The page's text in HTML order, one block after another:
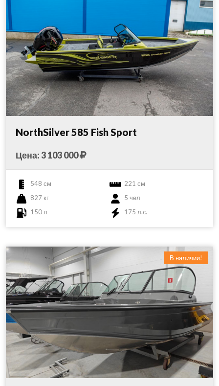
NorthSilver 585 Fish Sport
Цена: 3 103 000
548 см
221 см
827 кг
5 чел
150 л
175 л.c.
В наличии!